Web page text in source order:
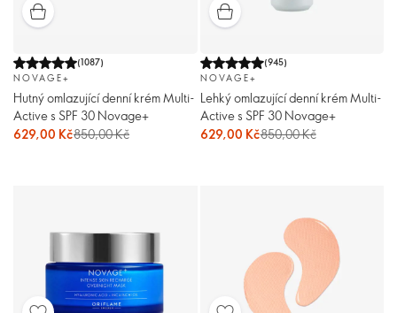
(1087)
NOVAGE+
Hutný omlazující denní krém Multi-
Active s SPF 30 Novage+
629,00 Kč850,00 Kč
(945)
NOVAGE+
Lehký omlazující denní krém Multi-
Active s SPF 30 Novage+
629,00 Kč850,00 Kč